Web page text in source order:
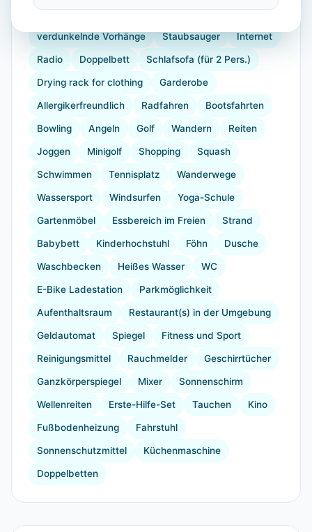
Küchenutensilien Backofen Toaster
verdunkelnde Vorhänge Staubsauger Internet
Radio Doppelbett Schlafsofa (für 2 Pers.)
Drying rack for clothing Garderobe
Allergikerfreundlich Radfahren Bootsfahrten
Bowling Angeln Golf Wandern Reiten
Joggen Minigolf Shopping Squash
Schwimmen Tennisplatz Wanderwege
Wassersport Windsurfen Yoga-Schule
Gartenmöbel Essbereich im Freien Strand
Babybett Kinderhochstuhl Föhn Dusche
Waschbecken Heißes Wasser WC
E-Bike Ladestation Parkmöglichkeit
Aufenthaltsraum Restaurant(s) in der Umgebung
Geldautomat Spiegel Fitness und Sport
Reinigungsmittel Rauchmelder Geschirrtücher
Ganzkörperspiegel Mixer Sonnenschirm
Wellenreiten Erste-Hilfe-Set Tauchen Kino
Fußbodenheizung Fahrstuhl
Sonnenschutzmittel Küchenmaschine
Doppelbetten